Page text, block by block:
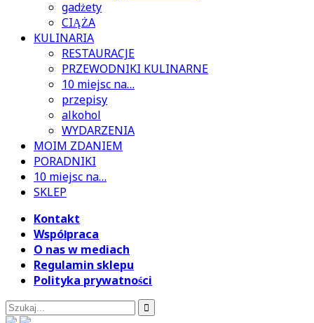
gadżety
CIĄŻA
KULINARIA
RESTAURACJE
PRZEWODNIKI KULINARNE
10 miejsc na…
przepisy
alkohol
WYDARZENIA
MOIM ZDANIEM
PORADNIKI
10 miejsc na…
SKLEP
Kontakt
Współpraca
O nas w mediach
Regulamin sklepu
Polityka prywatności